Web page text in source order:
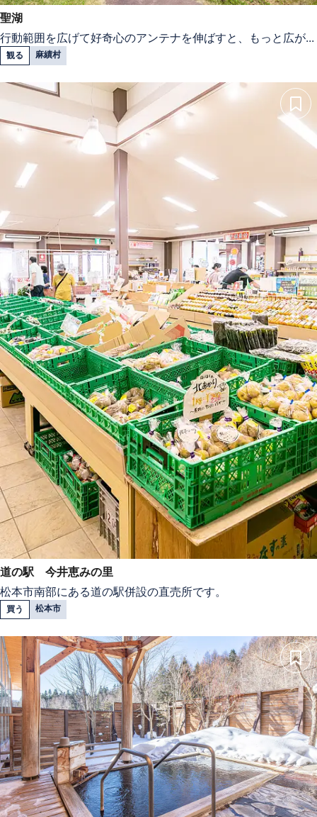
聖湖
行動範囲を広げて好奇心のアンテナを伸ばすと、もっと広が...
観る 麻績村
道の駅 今井恵みの里
松本市南部にある道の駅併設の直売所です。
買う 松本市